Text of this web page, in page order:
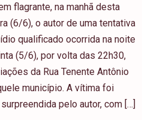
flagrante, na manhã desta
(6/6), o autor de uma tentativa
qualificado ocorrida na noite
(5/6), por volta das 22h30,
da Rua Tenente Antônio
município. A vítima foi
pelo autor, com […]